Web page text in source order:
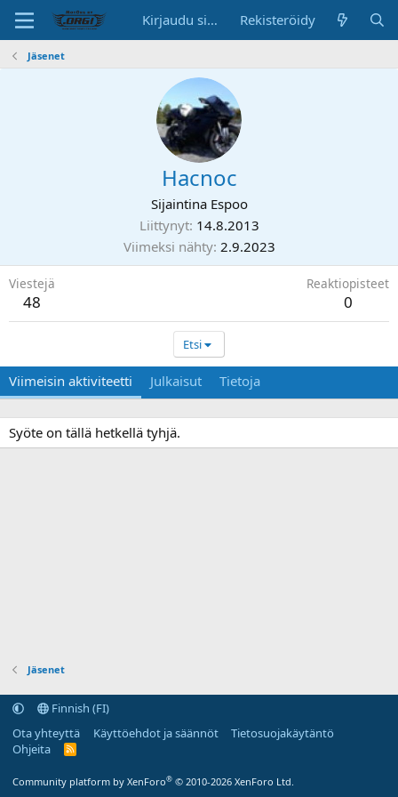
Kirjaudu sisään Rekisteröidy
Jäsenet
Hacnoc
Sijaintina Espoo
Liittynyt 14.8.2013
Viimeksi nähty 2.9.2023
Viestejä
48
Reaktiopisteet
0
Etsi
Viimeisin aktiviteetti Julkaisut Tietoja
Syöte on tällä hetkellä tyhjä.
Jäsenet
Finnish (FI)
Ota yhteyttä
Käyttöehdot ja säännöt
Tietosuojakäytäntö
Ohjeita
R
Community platform by XenForo® © 2010-2026 XenForo Ltd.